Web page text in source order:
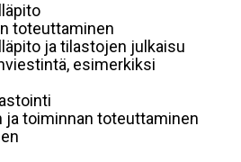
toteuttaminen
ja tilastojen julkaisu
esimerkiksi
ja toiminnan toteuttaminen